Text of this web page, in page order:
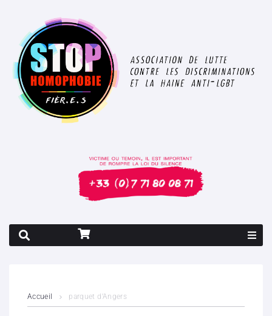
Accueil parquet d’Angers